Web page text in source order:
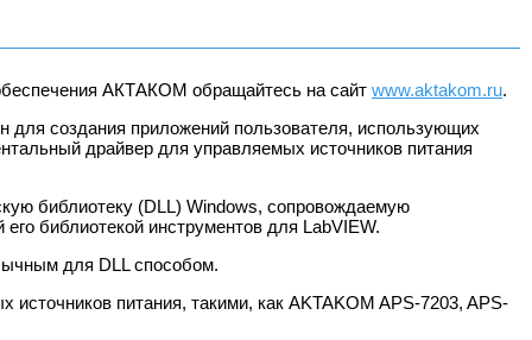
АКТАКОМ обращайтесь на сайт www.aktakom.ru.
для создания приложений пользователя, использующих
драйвер для управляемых источников питания
библиотеку (DLL) Windows, сопровождаемую
библиотекой инструментов для LabVIEW.
для DLL способом.
питания, такими, как AKTAKOM APS-7203, APS-